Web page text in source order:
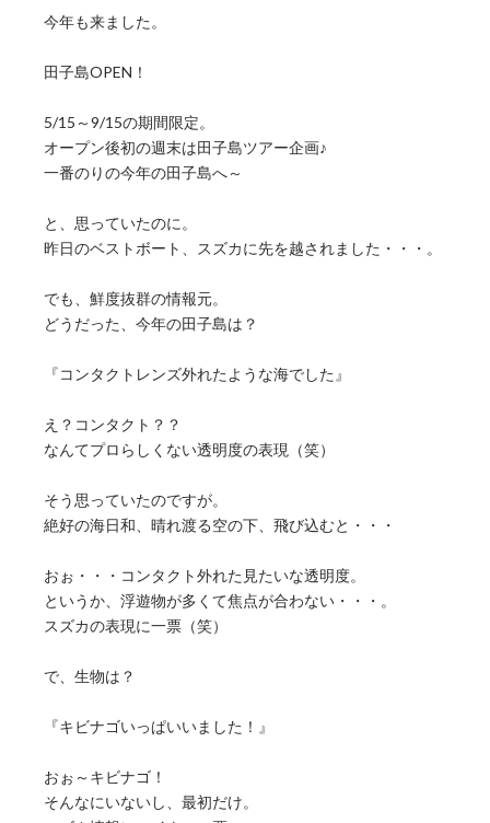
今年も来ました。
田子島OPEN！
5/15～9/15の期間限定。
オープン後初の週末は田子島ツアー企画♪
一番のりの今年の田子島へ～
と、思っていたのに。
昨日のベストボート、スズカに先を越されました・・・。
でも、鮮度抜群の情報元。
どうだった、今年の田子島は？
『コンタクトレンズ外れたような海でした』
え？コンタクト？？
なんてプロらしくない透明度の表現（笑）
そう思っていたのですが。
絶好の海日和、晴れ渡る空の下、飛び込むと・・・
おぉ・・・コンタクト外れた見たいな透明度。
というか、浮遊物が多くて焦点が合わない・・・。
スズカの表現に一票（笑）
で、生物は？
『キビナゴいっぱいいました！』
おぉ～キビナゴ！
そんなにいないし、最初だけ。